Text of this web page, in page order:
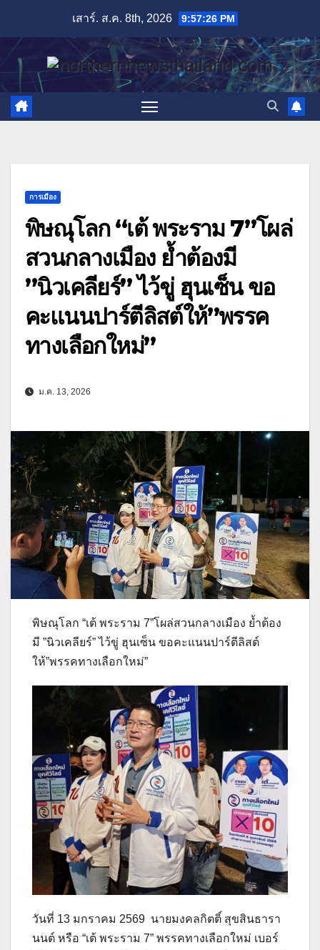
content
เสาร์. ส.ค. 8th, 2026 9:57:27 PM
การเมือง
พิษณุโลก “เต้ พระราม 7”โผล่
สวนกลางเมือง ย้ำต้องมี
”นิวเคลียร์” ไว้ขู่ ฮุนเซ็น ขอ
คะแนนปาร์ตีลิสต์ให้”พรรค
ทางเลือกใหม่”
ม.ค. 13, 2026
พิษณุโลก “เต้ พระราม 7”โผล่สวนกลางเมือง ย้ำต้อง
มี ”นิวเคลียร์” ไว้ขู่ ฮุนเซ็น ขอคะแนนปาร์ตีลิสต์
ให้”พรรคทางเลือกใหม่”
วันที่ 13 มกราคม 2569 นายมงคลกิตติ์ สุขสินธารา
นนต์ หรือ “เต้ พระราม 7” พรรคทางเลือกใหม่ เบอร์